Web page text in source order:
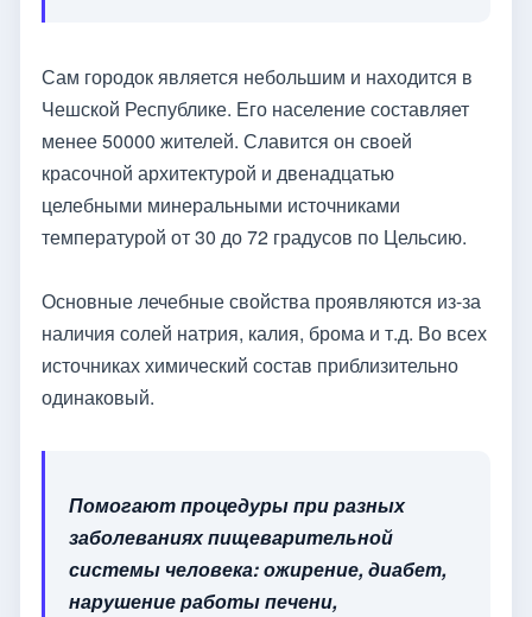
Сам городок является небольшим и находится в
Чешской Республике. Его население составляет
менее 50000 жителей. Славится он своей
красочной архитектурой и двенадцатью
целебными минеральными источниками
температурой от 30 до 72 градусов по Цельсию.
Основные лечебные свойства проявляются из-за
наличия солей натрия, калия, брома и т.д. Во всех
источниках химический состав приблизительно
одинаковый.
Помогают процедуры при разных
заболеваниях пищеварительной
системы человека: ожирение, диабет,
нарушение работы печени,